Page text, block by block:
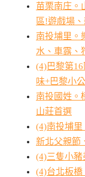
苗栗南庄。
區!遊戲場
南投埔里。
水、車露、
(4)巴黎第
味+巴黎小
南投國姓。
山莊首選
(4)南投埔
新北父親節
(4)三隻小
(4)台北板